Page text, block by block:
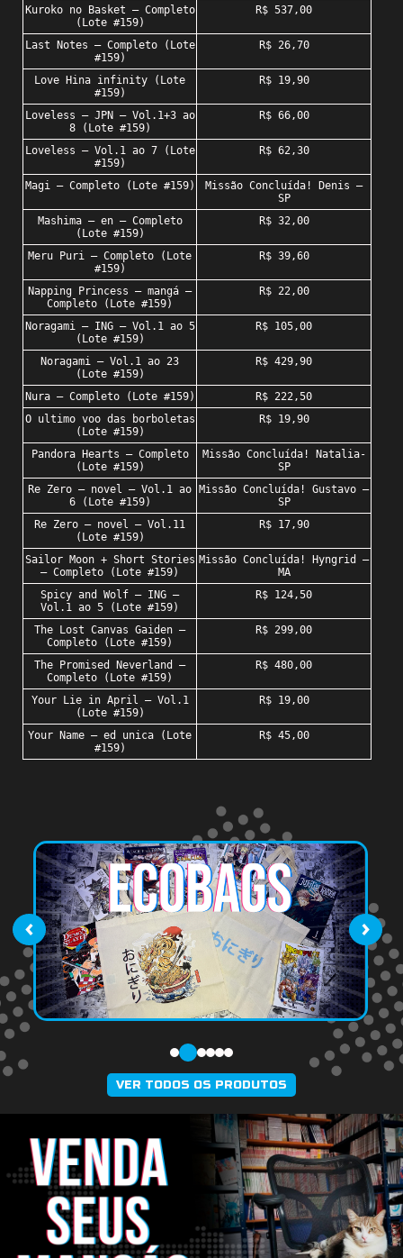
Kuroko no Basket – Completo
(Lote #159)
R$ 537,00
Last Notes – Completo (Lote
#159)
R$ 26,70
Love Hina infinity (Lote
#159)
R$ 19,90
Loveless – JPN – Vol.1+3 ao
8 (Lote #159)
R$ 66,00
Loveless – Vol.1 ao 7 (Lote
#159)
R$ 62,30
Magi – Completo (Lote #159)
Missão Concluída! Denis –
SP
Mashima – en – Completo
(Lote #159)
R$ 32,00
Meru Puri – Completo (Lote
#159)
R$ 39,60
Napping Princess – mangá –
Completo (Lote #159)
R$ 22,00
Noragami – ING – Vol.1 ao 5
(Lote #159)
R$ 105,00
Noragami – Vol.1 ao 23
(Lote #159)
R$ 429,90
Nura – Completo (Lote #159)
R$ 222,50
O ultimo voo das borboletas
(Lote #159)
R$ 19,90
Pandora Hearts – Completo
(Lote #159)
Missão Concluída! Natalia-
SP
Re Zero – novel – Vol.1 ao
6 (Lote #159)
Missão Concluída! Gustavo –
SP
Re Zero – novel – Vol.11
(Lote #159)
R$ 17,90
Sailor Moon + Short Stories
– Completo (Lote #159)
Missão Concluída! Hyngrid –
MA
Spicy and Wolf – ING –
Vol.1 ao 5 (Lote #159)
R$ 124,50
The Lost Canvas Gaiden –
Completo (Lote #159)
R$ 299,00
The Promised Neverland –
Completo (Lote #159)
R$ 480,00
Your Lie in April – Vol.1
(Lote #159)
R$ 19,00
Your Name – ed unica (Lote
#159)
R$ 45,00
‹ ›
VER TODOS OS PRODUTOS